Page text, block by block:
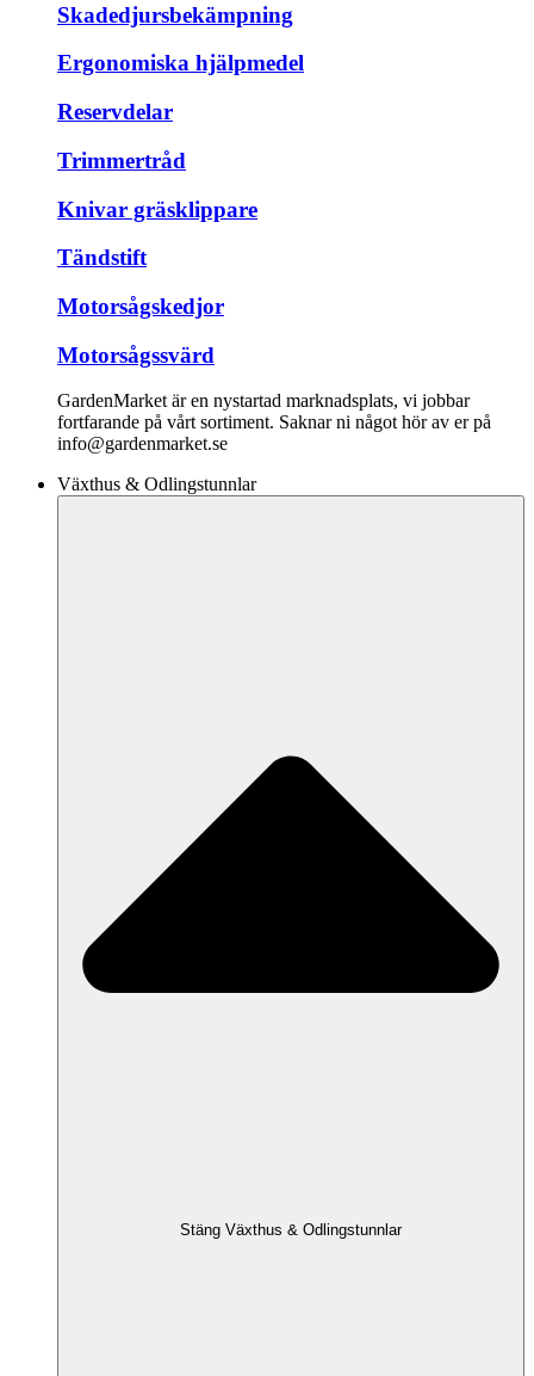
Skadedjursbekämpning
Ergonomiska hjälpmedel
Reservdelar
Trimmertråd
Knivar gräsklippare
Tändstift
Motorsågskedjor
Motorsågssvärd
GardenMarket är en nystartad marknadsplats, vi jobbar
fortfarande på vårt sortiment. Saknar ni något hör av er på
info@gardenmarket.se
Växthus & Odlingstunnlar
Stäng Växthus & Odlingstunnlar